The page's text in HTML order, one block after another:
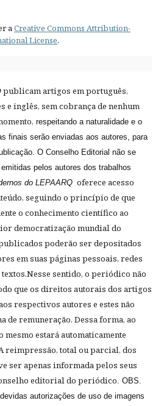
aCreative Commons Attribution-
License.
publicam artigos em português,
e inglês, sem cobrança de nenhum
respeitando a naturalidade e o
finais serão enviadas aos autores, para
O Conselho Editorial não se
pelos autores dos trabalhos
do LEPAARQ oferece acesso
seguindo o princípio de que
o conhecimento científico ao
democratização mundial do
poderão ser depositados
em suas páginas pessoais, redes
sentido, o periódico não
que os direitos autorais dos artigos
respectivos autores e estes não
de remuneração. Dessa forma, ao
estará automaticamente
reimpressão, total ou parcial, dos
ser apenas informada pelos seus
editorial do periódico. OBS.
autorizações de uso de imagens